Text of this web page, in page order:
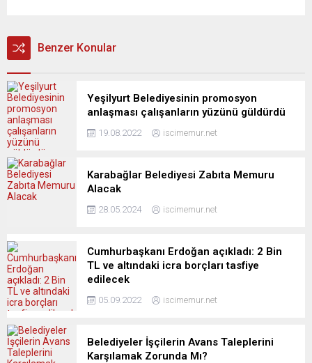
Benzer Konular
Yeşilyurt Belediyesinin promosyon
anlaşması çalışanların yüzünü güldürdü
19.08.2022 iscimemur.net
Karabağlar Belediyesi Zabıta Memuru
Alacak
28.05.2024 iscimemur.net
Cumhurbaşkanı Erdoğan açıkladı: 2 Bin
TL ve altındaki icra borçları tasfiye
edilecek
05.09.2022 iscimemur.net
Belediyeler İşçilerin Avans Taleplerini
Karşılamak Zorunda Mı?